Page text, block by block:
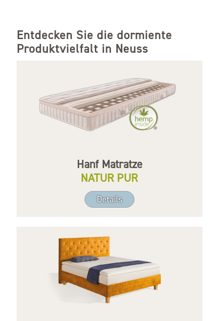
Entdecken Sie die dormiente
Produktvielfalt in Neuss
Hanf Matratze
NATUR PUR
Details